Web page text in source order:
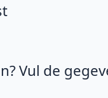
Vul de